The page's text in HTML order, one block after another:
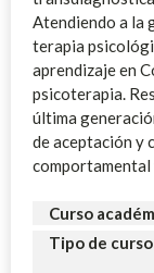
Atendiendo a la
terapia
aprendizaje en
psicoterapia.
última
de aceptación y
comportamental
Curso
Tipo de curso